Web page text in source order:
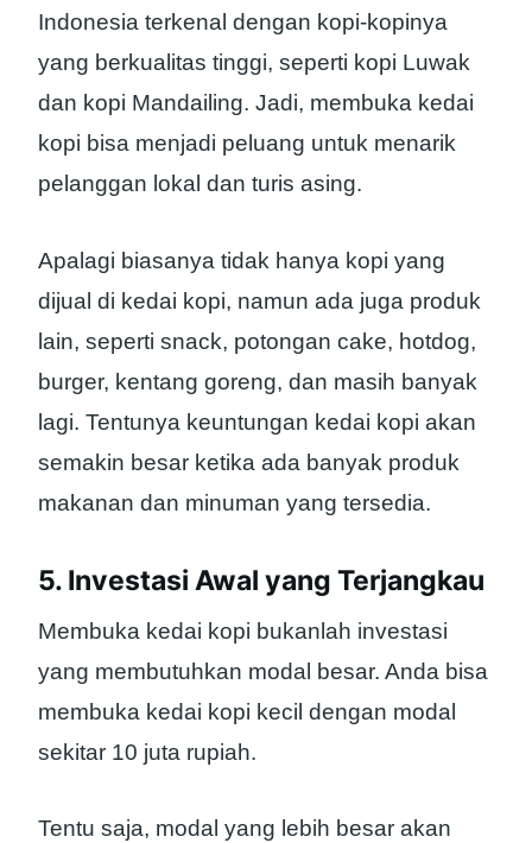
Indonesia terkenal dengan kopi-kopinya
yang berkualitas tinggi, seperti kopi Luwak
dan kopi Mandailing. Jadi, membuka kedai
kopi bisa menjadi peluang untuk menarik
pelanggan lokal dan turis asing.
Apalagi biasanya tidak hanya kopi yang
dijual di kedai kopi, namun ada juga produk
lain, seperti snack, potongan cake, hotdog,
burger, kentang goreng, dan masih banyak
lagi. Tentunya keuntungan kedai kopi akan
semakin besar ketika ada banyak produk
makanan dan minuman yang tersedia.
5. Investasi Awal yang Terjangkau
Membuka kedai kopi bukanlah investasi
yang membutuhkan modal besar. Anda bisa
membuka kedai kopi kecil dengan modal
sekitar 10 juta rupiah.
Tentu saja, modal yang lebih besar akan